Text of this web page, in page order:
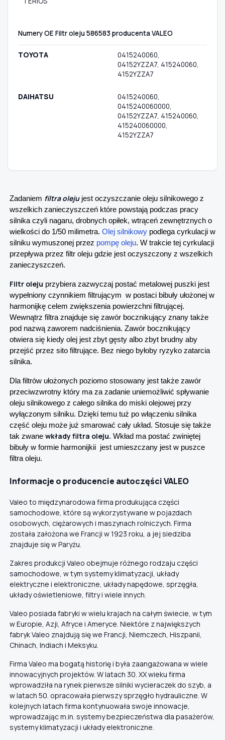
Numery OE Filtr oleju 586583 producenta VALEO
TOYOTA
0415240060,
04152YZZA7, 415240060,
4152YZZA7
DAIHATSU
0415240060,
0415240060000,
04152YZZA7, 415240060,
415240060000,
4152YZZA7
Zadaniem filtra olejujest oczyszczanie oleju silnikowego z
wszelkich zanieczyszczeń które powstają podczas pracy
silnika czyli nagaru, drobnych opiłek, wtrąceń zewnętrznych o
wielkości do 1/50 milimetra. Olej silnikowy podlega cyrkulacji w
silniku wymuszonej przez pompę oleju. W trakcie tej cyrkulacji
przepływa przez filtr oleju gdzie jest oczyszczony z wszelkich
zanieczyszczeń.
Filtr oleju przybiera zazwyczaj postać metalowej puszki jest
wypełniony czynnikiem filtrującym w postaci bibuły ułożonej w
harmonijkę celem zwiększenia powierzchni filtrującej.
Wewnątrz filtra znajduje się zawór bocznikujący znany także
pod nazwą zaworem nadciśnienia. Zawór bocznikujący
otwiera się kiedy olej jest zbyt gęsty albo zbyt brudny aby
przejść przez sito filtrujące. Bez niego byłoby ryzyko zatarcia
silnika.
Dla filtrów ułożonych poziomo stosowany jest także zawór
przeciwzwrotny który ma za zadanie uniemożliwić spływanie
oleju silnikowego z całego silnika do miski olejowej przy
wyłączonym silniku. Dzięki temu tuż po włączeniu silnika
część oleju może już smarować cały układ. Stosuje się także
tak zwane wkłady filtra oleju. Wkład ma postać zwiniętej
bibuły w formie harmonijkii jest umieszczany jest w puszce
filtra oleju.
Informacje o producencie autoczęści VALEO
Valeo to międzynarodowa firma produkująca części
samochodowe, które są wykorzystywane w pojazdach
osobowych, ciężarowych i maszynach rolniczych. Firma
została założona we Francji w 1923 roku, a jej siedziba
znajduje się w Paryżu.
Zakres produkcji Valeo obejmuje różnego rodzaju części
samochodowe, w tym systemy klimatyzacji, układy
elektryczne i elektroniczne, układy napędowe, sprzęgła,
układy oświetleniowe, filtry i wiele innych.
Valeo posiada fabryki w wielu krajach na całym świecie, w tym
w Europie, Azji, Afryce i Ameryce. Niektóre z największych
fabryk Valeo znajdują się we Francji, Niemczech, Hiszpanii,
Chinach, Indiach i Meksyku.
Firma Valeo ma bogatą historię i była zaangażowana w wiele
innowacyjnych projektów. W latach 30. XX wieku firma
wprowadziła na rynek pierwsze silniki wycieraczek do szyb, a
w latach 50. opracowała pierwszy sprzęgło hydrauliczne. W
kolejnych latach firma kontynuowała swoje innowacje,
wprowadzając m.in. systemy bezpieczeństwa dla pasażerów,
systemy klimatyzacji i układy elektroniczne.